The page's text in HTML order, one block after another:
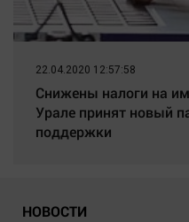
22.04.2020 12:57:58
Снижены налоги на
Урале принят новый
поддержки
НОВОСТИ